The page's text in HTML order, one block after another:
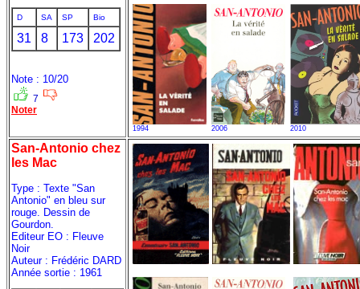
D SA SP Bio
31 8 173 202
Note : 10/20
7
Noter
1994 2006 2010
San-Antonio chez
les Mac
Type : Texte "San
Antonio" en bleu sur
rouge. Dessin de
Gourdon.
Editeur EO : Fleuve
Noir
Auteur : Frédéric DARD
Année sortie : 1961